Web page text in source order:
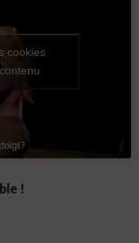
cookies
!